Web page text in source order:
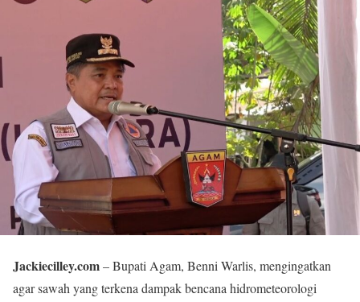
Jackiecilley.com– Bupati Agam, Benni Warlis, mengingatkan
agar sawah yang terkena dampak bencana hidrometeorologi